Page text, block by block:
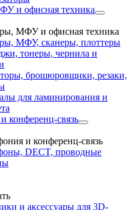
и офисная техника
МФУ и офисная техника
МФУ, сканеры, плоттеры
тонеры, чернила и
брошюровщики, резаки,
для ламинирования и
конференц-связь
и конференц-связь
DECT, проводные
и аксессуары для 3D-